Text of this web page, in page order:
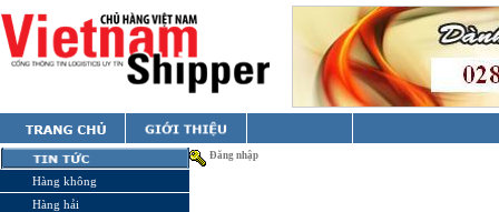
Hàng không
Hàng hải
Đăng nhập